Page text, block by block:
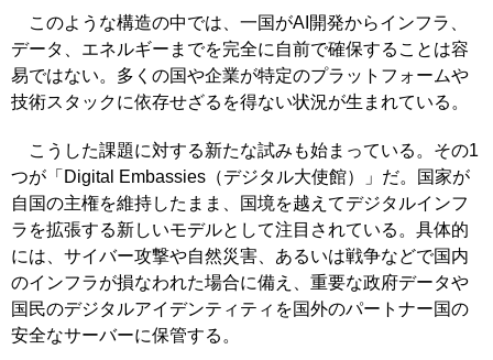
このような構造の中では、一国がAI開発からインフラ、
データ、エネルギーまでを完全に自前で確保することは容
易ではない。多くの国や企業が特定のプラットフォームや
技術スタックに依存せざるを得ない状況が生まれている。
こうした課題に対する新たな試みも始まっている。その1
つが「Digital Embassies（デジタル大使館）」だ。国家が
自国の主権を維持したまま、国境を越えてデジタルインフ
ラを拡張する新しいモデルとして注目されている。具体的
には、サイバー攻撃や自然災害、あるいは戦争などで国内
のインフラが損なわれた場合に備え、重要な政府データや
国民のデジタルアイデンティティを国外のパートナー国の
安全なサーバーに保管する。